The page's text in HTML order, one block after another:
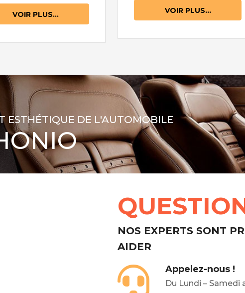
VOIR PLUS... VOIR PLUS...
ESTHÉTIQUE DE L'AUTOMOBILE
NOS EXPERTS SONT
AIDER
Appelez-nous !
Du Lundi – Samedi